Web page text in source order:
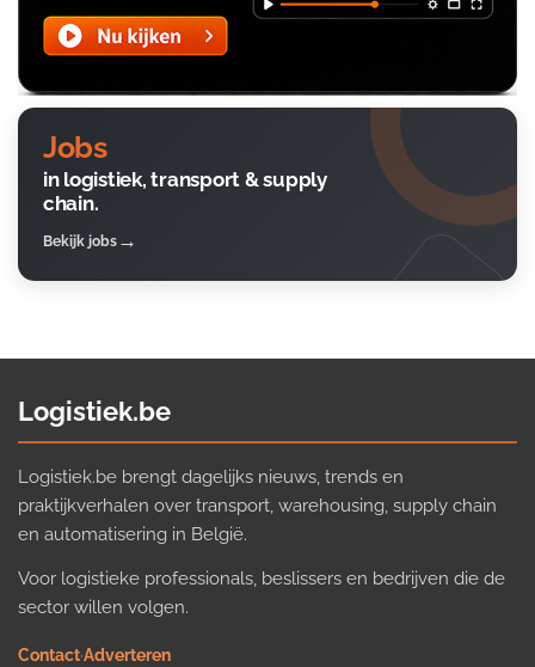
Jobs
in logistiek, transport & supply
chain.
Bekijk jobs
Logistiek.be
Logistiek.be brengt dagelijks nieuws, trends en
praktijkverhalen over transport, warehousing, supply chain
en automatisering in België.
Voor logistieke professionals, beslissers en bedrijven die de
sector willen volgen.
Contact·Adverteren